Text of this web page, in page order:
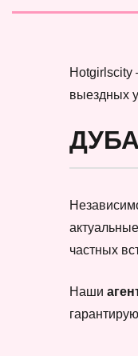
Hotgirlscity
выездных
частных
Наши